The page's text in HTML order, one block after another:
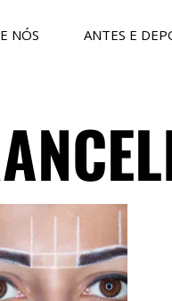
NÓS ANTES E